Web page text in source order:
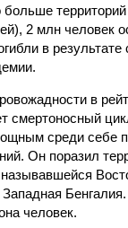
больше
2 млн человек
в результате
в
смертоносный
среди себе
Он поразил
называвшейся
Западная
человек.